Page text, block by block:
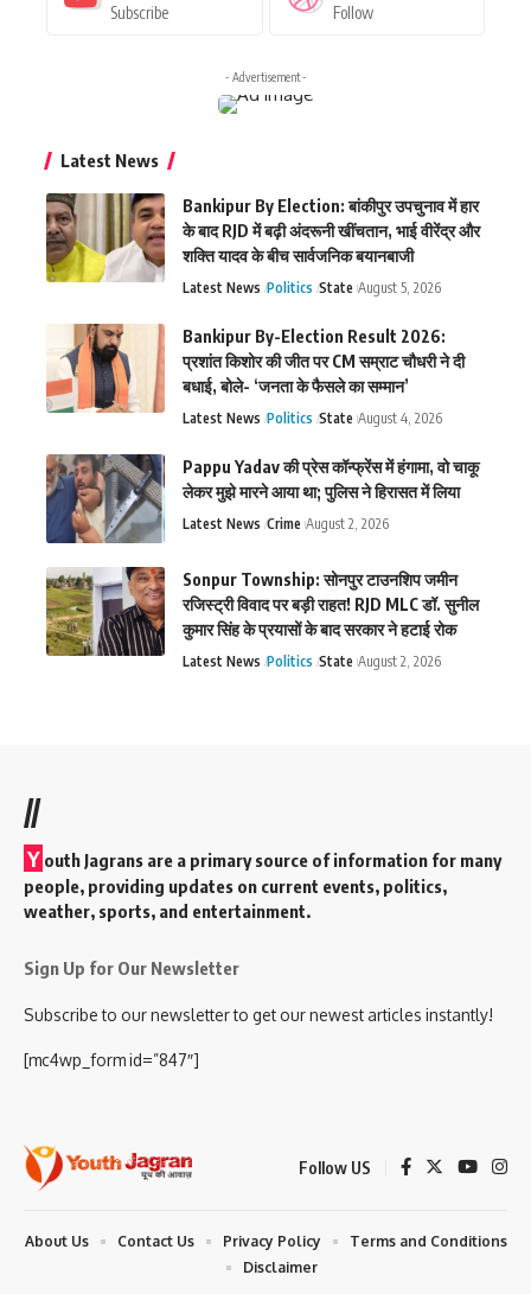
Subscribe Follow
- Advertisement -
Latest News
Bankipur By Election: बांकीपुर उपचुनाव में हार
के बाद RJD में बढ़ी अंदरूनी खींचतान, भाई वीरेंद्र और
शक्ति यादव के बीच सार्वजनिक बयानबाजी
Latest News Politics State August 5, 2026
Bankipur By-Election Result 2026:
प्रशांत किशोर की जीत पर CM सम्राट चौधरी ने दी
बधाई, बोले- ‘जनता के फैसले का सम्मान’
Latest News Politics State August 4, 2026
Pappu Yadav की प्रेस कॉन्फ्रेंस में हंगामा, वो चाकू
लेकर मुझे मारने आया था; पुलिस ने हिरासत में लिया
Latest News Crime August 2, 2026
Sonpur Township: सोनपुर टाउनशिप जमीन
रजिस्ट्री विवाद पर बड़ी राहत! RJD MLC डॉ. सुनील
कुमार सिंह के प्रयासों के बाद सरकार ने हटाई रोक
Latest News Politics State August 2, 2026
//
Y outh Jagrans are a primary source of information for many
people, providing updates on current events, politics,
weather, sports, and entertainment.
Sign Up for Our Newsletter
Subscribe to our newsletter to get our newest articles instantly!
[mc4wp_form id=”847″]
Follow US
About Us Contact Us Privacy Policy
Terms and Conditions
Disclaimer